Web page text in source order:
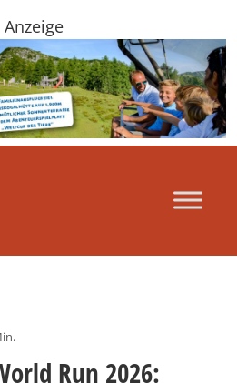
Anzeige
Run 2026: